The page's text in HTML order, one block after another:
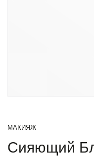
МАКИЯЖ
Сияющий